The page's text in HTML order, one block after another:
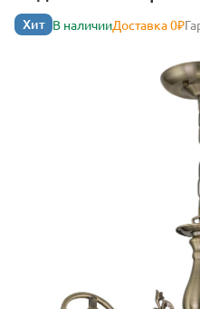
Хит В наличииДоставка 0₽